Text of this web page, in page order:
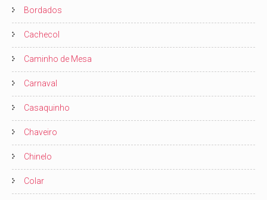
Bordados
Cachecol
Caminho de Mesa
Carnaval
Casaquinho
Chaveiro
Chinelo
Colar